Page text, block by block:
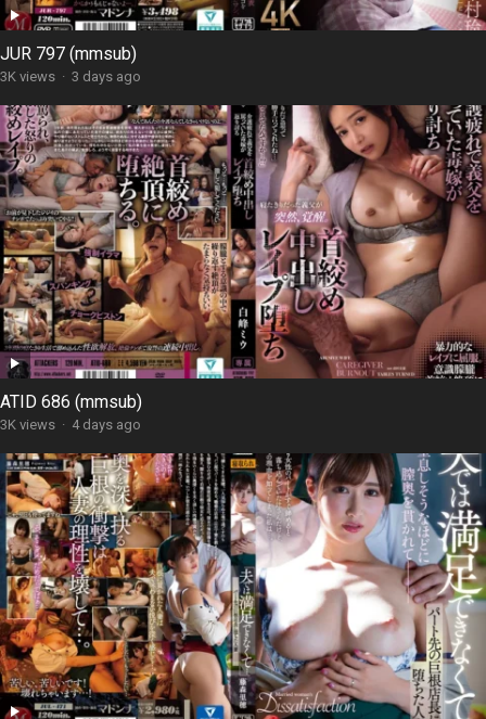
JUR 797 (mmsub)
3K views · 3 days ago
ATID 686 (mmsub)
3K views · 4 days ago